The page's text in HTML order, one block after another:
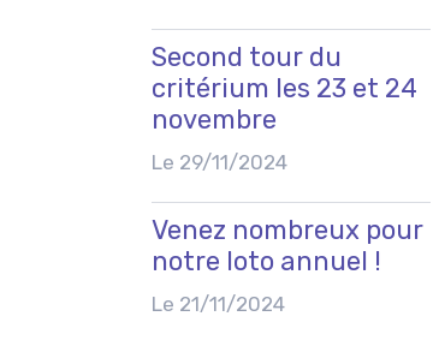
Second tour du
critérium les 23 et 24
novembre
Le 29/11/2024
Venez nombreux pour
notre loto annuel !
Le 21/11/2024